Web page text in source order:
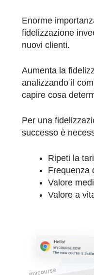
Enorme
fidelizzazione
nuovi clienti.
Aumenta la
analizzando il
capire cosa
Per una
successo è
Ripeti la
Frequenza
Valore
Valore a